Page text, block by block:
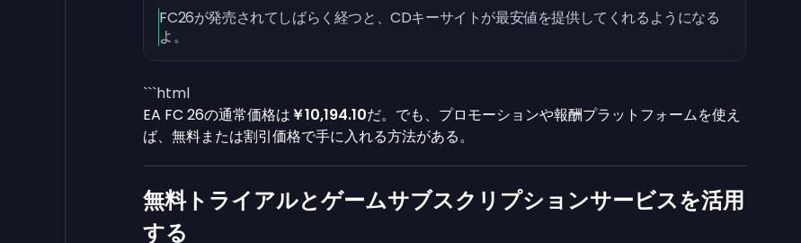
FC26が発売されてしばらく経つと、CDキーサイトが最安値を提供してくれるようになる
よ。
```html
EA FC 26の通常価格は￥10,194.10だ。でも、プロモーションや報酬プラットフォームを使え
ば、無料または割引価格で手に入れる方法がある。
無料トライアルとゲームサブスクリプションサービスを活用
する